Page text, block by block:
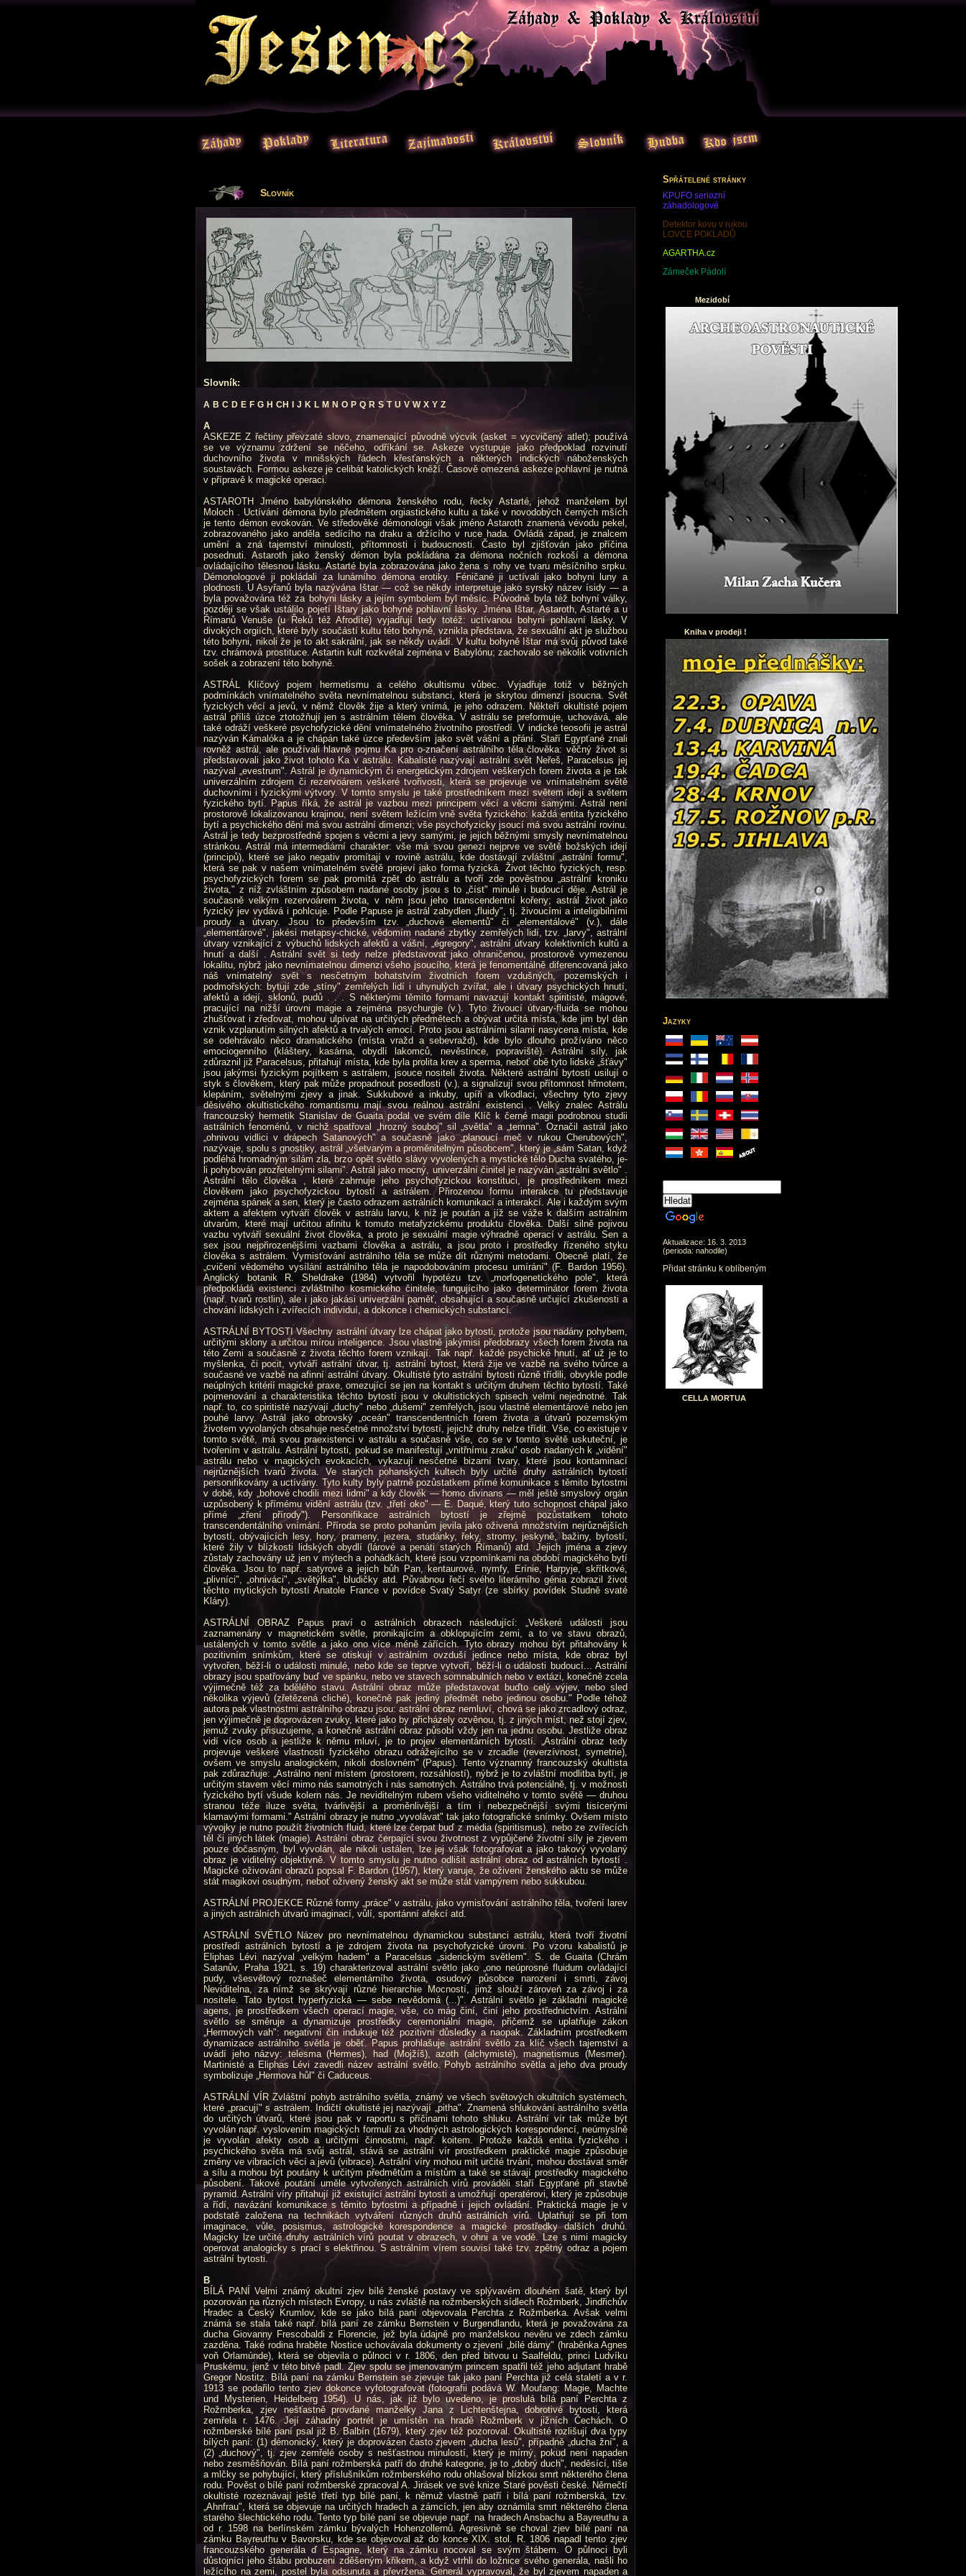
Spřátelené stránky
KPUFO seriozní
záhadologové
Detektor kovu v rukou
LOVCE POKLADŮ
AGARTHA.cz
Zámeček Pádolí
Mezidobí
Kniha v prodeji !
Jazyky
Aktualizace: 16. 3. 2013
(perioda: nahodile)
Přidat stránku k oblíbeným
CELLA MORTUA
Slovník
Slovník:
A B C D E F G H CH J K L M N O P Q R S T U V W X Y Z
A
ASKEZE Z řečtiny převzaté slovo, znamenající původně výcvik (asket = vycvičený atlet); používá
se ve významu zdržení se něčeho, odříkání se. Askeze vystupuje jako předpoklad rozvinutí
duchovního života v mnišských řádech křesťanských a některých indických náboženských
soustavách. Formou askeze je celibát katolických kněží. Časově omezená askeze pohlavní je nutná
v přípravě k magické operaci.
ASTAROTH Jméno babylónského démona ženského rodu, řecky Astarté, jehož manželem byl
Moloch . Uctívání démona bylo předmětem orgiastického kultu a také v novodobých černých mších
je tento démon evokován. Ve středověké démonologii však jméno Astaroth znamená vévodu pekel,
zobrazovaného jako anděla sedícího na draku a držícího v ruce hada. Ovládá západ, je znalcem
umění a zná tajemství minulosti, přítomnosti i budoucnosti. Často byl zjišťován jako příčina
posednuti. Astaroth jako ženský démon byla pokládána za démona nočních rozkoší a démona
ovládajícího tělesnou lásku. Astarté byla zobrazována jako žena s rohy ve tvaru měsíčního srpku.
Démonologové ji pokládali za lunárního démona erotiky. Féničané ji uctívali jako bohyni luny a
plodnosti. U Asyřanů byla nazývána Ištar — což se někdy interpretuje jako syrský název ísidy — a
byla považována též za bohyni lásky a jejím symbolem byl měsíc. Původně byla též bohyní války,
později se však ustálilo pojetí Ištary jako bohyně pohlavní lásky. Jména Ištar, Astaroth, Astarté a u
Římanů Venuše (u Řeků též Afrodíté) vyjadřují tedy totéž: uctívanou bohyni pohlavní lásky. V
divokých orgiích, které byly součástí kultu této bohyně, vznikla představa, že sexuální akt je službou
této bohyni, nikoli že je to akt sakrální, jak se někdy uvádí. V kultu bohyně Ištar má svůj původ také
tzv. chrámová prostituce. Astartin kult rozkvétal zejména v Babylónu; zachovalo se několik votivních
sošek a zobrazení této bohyně.
ASTRÁL Klíčový pojem hermetismu a celého okultismu vůbec. Vyjadřuje totiž v běžných
podmínkách vnímatelného světa nevnímatelnou substanci, která je skrytou dimenzí jsoucna. Svět
fyzických věcí a jevů, v němž člověk žije a který vnímá, je jeho odrazem. Někteří okultisté pojem
astrál příliš úzce ztotožňují jen s astrálním tělem člověka. V astrálu se preformuje, uchovává, ale
také odráží veškeré psychofyzické dění vnímatelného životního prostředí. V indické teosofii je astrál
nazýván Kámalóka a je chápán také úzce především jako svět vášní a přání. Staří Egypťané znali
rovněž astrál, ale používali hlavně pojmu Ka pro o-značení astrálního těla člověka: věčný život si
představovali jako život tohoto Ka v astrálu. Kabalisté nazývají astrální svět Neřeš, Paracelsus jej
nazýval „evestrum". Astrál je dynamickým či energetickým zdrojem veškerých forem života a je tak
univerzálním zdrojem či rezervoárem veškeré tvořivosti, která se projevuje ve vnímatelném světě
duchovními i fyzickými výtvory. V tomto smyslu je také prostředníkem mezi světem idejí a světem
fyzického bytí. Papus říká, že astrál je vazbou mezi principem věcí a věcmi samými. Astrál není
prostorově lokalizovanou krajinou, není světem ležícím vně světa fyzického: každá entita fyzického
bytí a psychického dění má svou astrální dimenzi; vše psychofyzicky jsoucí má svou astrální rovinu.
Astrál je tedy bezprostředně spojen s věcmi a jevy samými, je jejich běžnými smysly nevnímatelnou
stránkou. Astrál má intermediární charakter: vše má svou genezi nejprve ve světě božských idejí
(principů), kte­ré se jako negativ promítají v rovině astrálu, kde dostávají zvláštní „astrální formu",
která se pak v našem vnímatelném světě projeví jako forma fyzická. Život těchto fyzických, resp.
psychofyzických forem se pak promítá zpět do astrálu a tvoří zde pověstnou „astrální kroniku
života," z níž zvláštním způsobem nadané osoby jsou s to „číst" minulé i budoucí děje. Astrál je
současně velkým rezervoárem života, v něm jsou jeho transcendentní kořeny; astrál život jako
fyzický jev vydává i pohlcuje. Podle Papuse je astrál zabydlen „fluidy", tj. živoucími a inteligibilními
proudy a útvary. Jsou to především tzv. „duchové elementů" či „elementálové" (v.), dále
„elementárové", jakési metapsy-chické, vědomím nadané zbytky zemřelých lidí, tzv. „larvy", astrální
útvary vznikající z výbuchů lidských afektů a vášní, „égregory", astrální útvary kolektivních kultů a
hnutí a další . Astrální svět si tedy nelze představovat jako ohraničenou, prostorově vymezenou
lokalitu, nýbrž jako nevnímatelnou dimenzi všeho jsoucího, která je fenomentálně diferencovaná jako
náš vnímatelný svět s nesčetným bohatstvím životních forem vzdušných, pozemských i
podmořských: bytují zde „stíny" zemřelých lidí i uhynulých zvířat, ale i útvary psychických hnutí,
afektů a idejí, sklonů, pudů . . . S některými těmito formami navazují kontakt spiritisté, mágové,
pracující na nižší úrovni magie a zejména psychurgie (v.). Tyto živoucí útvary-fluida se mohou
zhušťovat i zřeďovat, mohou ulpívat na určitých předmětech a obývat určitá místa, kde jim byl dán
vznik vzplanutím silných afektů a trvalých emocí. Proto jsou astrálními silami nasycena místa, kde
se odehrávalo něco dramatického (místa vražd a sebevražd), kde bylo dlouho prožíváno něco
emociogenního (kláštery, kasárna, obydlí lakomců, nevěstince, popraviště). Astrální síly, jak
zdůraznil již Paracelsus, přitahují místa, kde byla prolita krev a sperma, neboť obě tyto lidské „šťávy"
jsou jakýmsi fyzickým pojítkem s astrálem, jsouce nositeli života. Některé astrální bytosti usilují o
styk s člověkem, který pak může propadnout posedlosti (v.), a signalizují svou přítomnost hřmotem,
klepáním, světelnými zjevy a jinak. Sukkubové a inkuby, upíři a vlkodlaci, všechny tyto zjevy
děsivého okultistického romantismu mají svou reálnou astrální existenci . Velký znalec Astrálu
francouzský hermetik Stanislav de Guaita podal ve svém díle Klíč k černé magii podrobnou studii
astrálních fenoménů, v nichž spatřoval „hrozný souboj" sil „světla" a „temna". Označil astrál jako
„ohnivou vidlici v drápech Satanových" a současně jako „planoucí meč v rukou Cherubových",
nazývaje, spolu s gnostiky, astrál „všetvarým a proměnitelným působcem", který je „sám Satan, když
podléhá hromadným silám zla, brzo opět světlo slávy vyvolených a mystické tělo Ducha svatého, je-
li pohybován prozřetelnými silami". Astrál jako mocný, univerzální činitel je nazýván „astrální světlo" .
Astrální tělo člověka , které zahrnuje jeho psychofyzickou konstituci, je prostřed­níkem mezi
člověkem jako psychofyzickou bytostí a astrálem. Přirozenou formu interakce tu představuje
zejména spánek a sen, který je často odrazem astrálních komunikací a interakcí. Ale i každým svým
aktem a afektem vytváří člověk v astrálu larvu, k níž je poután a jíž se váže k dalším astrálním
útvarům, které mají určitou afinitu k tomuto metafyzickému produktu člověka. Další silně pojivou
vazbu vytváří sexuální život člověka, a proto je sexuální magie výhradně operací v astrálu. Sen a
sex jsou nejpřirozenějšími vazbami člověka a astrálu, a jsou proto i prostředky řízeného styku
člověka s astrálem. Vymisťování astrálního těla se může dít různými metodami. Obecně platí, že
„cvičení vědomého vysílání astrálního těla je napodobováním procesu umírání" (F. Bardon 1956).
Anglický botanik R. Sheldrake (1984) vytvořil hypotézu tzv. „morfogenetického pole", která
předpokládá existenci zvláštního kosmického činitele, fungujícího jako determinátor forem života
(např. tvarů rostlin), ale i jako jakási univerzální paměť, obsahující a současně určující zkušenosti a
chování lidských i zvířecích individuí, a dokonce i chemických substancí.
ASTRÁLNÍ BYTOSTI Všechny astrální útvary lze chápat jako bytosti, protože jsou nadány pohybem,
určitými sklony a určitou mírou inteligence. Jsou vlastně jakýmisi předobrazy všech forem života na
této Zemi a současně z života těchto forem vznikají. Tak např. každé psychické hnutí, ať už je to
myšlenka, či pocit, vytváří astrální útvar, tj. astrální bytost, která ži­je ve vazbě na svého tvůrce a
současné ve vazbě na afinní astrální útvary. Okultisté tyto astrální bytosti různě třídili, obvykle podle
neúplných kritérií magické praxe, omezující se jen na kontakt s určitým dru­hem těchto bytostí. Také
pojmenování a charakteristika těchto bytostí jsou v okultistických spisech velmi nejednotné. Tak
např. to, co spiritisté nazývají „duchy" nebo „dušemi" zemřelých, jsou vlastně elementárové nebo jen
pouhé larvy. Astrál jako obrovský „oceán" transcendentních forem života a útvarů pozemským
životem vyvolaných obsahuje nesčetné množství bytostí, jejichž druhy nelze třídit. Vše, co existuje v
tomto světě, má svou praexistenci v astrálu a současně vše, co se v tomto světě uskuteční, je
tvořením v astrálu. Astrální bytosti, pokud se manifestují „vnitřnímu zraku" osob nadaných k „vidění"
astrálu nebo v magických evokacích, vykazují nesčetné bizarní tvary, které jsou kontaminací
nejrůznějších tvarů života. Ve starých pohanských kultech byly určité druhy astrálních bytostí
personifikovány a uctívány. Tyto kulty byly patrně pozůstatkem přímé komunikace s těmito bytostmi
v době, kdy „bohové chodili mezi lidmi" a kdy člověk — homo divinans — měl ještě smyslový orgán
uzpůsobený k přímému vidění astrálu (tzv. „třetí oko" — E. Daqué, který tuto schopnost chápal jako
přímé „zření přírody"). Personifikace astrálních bytostí je zřejmě pozůstatkem tohoto
transcendentálního vnímání. Příroda se proto pohanům jevila jako oživená množstvím nejrůznějších
bytostí, obývajících lesy, hory, prameny, jezera, studánky, řeky, stromy, jeskyně, bažiny, bytostí,
které žily v blízkosti lidských obydlí (lárové a penáti starých Římanů) atd. Jejich jména a zjevy
zůstaly zachovány už jen v mýtech a pohádkách, které jsou vzpomínkami na období magického bytí
člověka. Jsou to např. satyrové a jejich bůh Pan, kentaurové, nymfy, Erínie, Harpyje, skřítkové,
„plivníci", „ohniváci", „světýlka", bludičky atd. Půvabnou řečí svého literárního génia zobrazil život
těchto mytických bytostí Anatole France v povídce Svatý Satyr (ze sbírky povídek Studně svaté
Kláry).
ASTRÁLNÍ OBRAZ Papus praví o astrálních obrazech následující: „Veškeré události jsou
zaznamenány v magnetickém světle, pronikajícím a obklopujícím zemi, a to ve stavu obrazů,
ustálených v tomto světle a jako ono více méně zářících. Tyto obrazy mohou být přitahovány k
pozitivním snímkům, které se otiskují v astrálním ovzduší jedince nebo místa, kde obraz byl
vytvořen, běží-li o události minulé, nebo kde se teprve vytvoří, běží-li o události budoucí... Astrální
obrazy jsou spatřovány buď ve spánku, nebo ve stavech somnabulních nebo v extázi, konečně zcela
výjimečně též za bdělého stavu. Astrální obraz může představovat buďto celý výjev, nebo sled
několika výjevů (zřetězená cliché), konečně pak jediný předmět nebo jedinou osobu." Podle téhož
autora pak vlastnostmi astrálního obrazu jsou: astrální obraz nemluví, chová se jako zrcadlový odraz,
jen výjimečně je doprovázen zvuky, které jako by přicházely ozvěnou, tj. z jiných míst, než stojí zjev,
jemuž zvuky přisuzujeme, a konečně astrální obraz působí vždy jen na jednu osobu. Jestliže obraz
vidí více osob a jestliže k němu mluví, je to pro­jev elementárních bytostí. „Astrální obraz tedy
projevuje veškeré vlastnosti fyzického obrazu odrážejícího se v zrcadle (reverzívnost, symetrie),
ovšem ve smyslu analogickém, nikoli doslovném" (Papus). Tento významný francouzský okultista
pak zdůrazňuje: „Astrálno není místem (prostorem, rozsáhlostí), nýbrž je to zvláštní modlitba bytí, je
určitým stavem věcí mimo nás samotných i nás samotných. Astrálno trvá potenciálně, tj. v možnosti
fyzického bytí všude kolern nás. Je neviditelným rubem všeho viditelného v tomto světě — druhou
stranou téže iluze světa, tvárlivější a proměnlivější a tím i nebezpečnější svými tisícerými
klamavými formami." Astrální obrazy je nutno „vyvolávat" tak jako fotografické snímky. Ovšem místo
vývojky je nutno použít životních fluid, které lze čerpat buď z média (spiritismus), nebo ze zvířecích
těl či jiných látek (magie). Astrální obraz čerpající svou životnost z vypůjčené životní síly je zjevem
pouze dočasným, byl vyvolán, ale nikoli ustálen, lze jej však fotografovat a jako takový vyvolaný
obraz je viditelný objektivně. V tomto smyslu je nutno odlišit astrální obraz od astrálních bytostí .
Magické oživování obrazů popsal F. Bardon (1957), který varuje, že oživení ženského aktu se může
stát magikovi osudným, neboť oživený ženský akt se může stát vampýrem nebo sukkubou.
ASTRÁLNÍ PROJEKCE Různé formy „práce" v astrálu, jako vymisťování astrálního těla, tvoření larev
a jiných astrálních útvarů imaginací, vůlí, spontánní afekcí atd.
ASTRÁLNÍ SVĚTLO Název pro nevnímatelnou dynamickou substanci astrálu, která tvoří životní
prostředí astrálních bytostí a je zdrojem života na psychofyzické úrovni. Po vzoru kabalistů je
Eliphas Lévi nazýval „velkým hadem" a Paracelsus „siderickým světlem". S. de Guaita (Chrám
Satanův, Praha 1921, s. 19) charakterizoval astrální světlo jako „ono neúprosné fluidum ovládající
pudy, všesvětový roznašeč elementárního života, osudový působce narození i smrti, závoj
Neviditelna, za nímž se skrývají různé hierarchie Mocností, jimž slouží zároveň za závoj i za
nositele. Tato bytost hyperfyzická — sebe nevědomá (...)". Astrální světlo je základní magické
agens, je prostředkem všech operací magie, vše, co mág činí, činí jeho prostřednictvím. Astrální
světlo se směruje a dynamizuje prostředky ceremoniální magie, přičemž se uplatňuje zákon
„Hermových vah": negativní čin indukuje též pozitivní důsledky a naopak. Základním prostředkem
dynamizace astrálního světla je oběť. Papus prohlašuje astrální světlo za klíč všech tajemství a
uvádí jeho názvy: telesma (Hermes), had (Mojžíš), azoth (alchymisté), magnetismus (Mesmer).
Martinisté a Eliphas Lévi zavedli název astrální světlo. Pohyb astrálního světla a jeho dva proudy
symbolizuje „Hermova hůl" či Caduceus.
ASTRÁLNÍ VÍR Zvláštní pohyb astrálního světla, známý ve všech světových okultních systémech,
které „pracují" s astrálem. Indičtí okultisté jej nazývají „pitha". Znamená shlukování astrálního světla
do určitých útvarů, které jsou pak v raportu s příčinami tohoto shluku. Astrální vír tak může být
vyvolán např. vyslovením magických formulí za vhodných astrologických korespondencí, neúmyslně
je vyvolán afekty osob a určitými činnostmi, např. koitem. Protože každá entita fyzického i
psychického světa má svůj astrál, stává se astrální vír prostředkem praktické magie způsobuje
změny ve vibracích věcí a jevů (vibrace). Astrální víry mohou mít určité trvání, mohou dostávat směr
a sílu a mohou být poutány k určitým předmětům a místům a také se stávají prostředky magického
působení. Takové poutání uměle vytvořených astrálních vírů prováděli staří Egypťané při stavbě
pyramid. Astrální víry přitahují již existující astrální bytosti a umožňují operatérovi, který je způsobuje
a řídí, navázání komunikace s těmito bytostmi a případně i jejich ovládání. Praktická magie je v
podstatě založena na technikách vytváření různých druhů astrálních vírů. Uplatňují se při tom
imaginace, vůle, posismus, astrologické korespondence a magické prostředky dalších druhů.
Magicky lze určité druhy astrálních vírů poutat v obrazech, v ohni a ve vodě. Lze s nimi magicky
operovat analogicky s prací s elektřinou. S astrálním vírem souvisí také tzv. zpětný odraz a pojem
astrální bytosti.
B
BÍLÁ PANÍ Velmi známý okultní zjev bílé ženské postavy ve splývavém dlouhém šatě, který byl
pozorován na různých místech Evropy, u nás zvláště na rožmberských sídlech Rožmberk, Jindřichův
Hradec a Český Krumlov, kde se jako bílá paní objevovala Perchta z Rožmberka. Avšak velmi
známá se stala také např. bílá paní ze zámku Bernstein v Burgendlandu, která je považována za
ducha Giovanny Frescobaldi z Florencie, jež byla údajně pro manželskou nevěru ve zdech zámku
zazděna. Také rodina hraběte Nostice uchovávala dokumenty o zjevení „bílé dámy" (hraběnka Agnes
voň Orlamúnde), která se objevila o půlnoci v r. 1806, den před bitvou u Saalfeldu, princi Ludvíku
Pruskému, jenž v této bitvě padl. Zjev spolu se jmenovaným princem spatřil též jeho adjutant hrabě
Gregor Nostitz. Bílá paní na zámku Bernstein se zjevuje tak jako paní Perchta již celá staletí a v r.
1913 se podařilo tento zjev dokonce vyfotografovat (fotografii podává W. Moufang: Magie, Machte
und Mysterien, Heidelberg 1954). U nás, jak již bylo uvedeno, je proslulá bí­lá paní Perchta z
Rožmberka, zjev nešťastně provdané manželky Jana z Lichtenštejna, dobrotivé bytosti, která
zemřela r. 1476. Její záhadný portrét je umístěn na hradě Rožmberk v jižních Čechách. O
rožmberské bí­lé paní psal již B. Balbín (1679), který zjev též pozoroval. Okultisté rozlišují dva typy
bílých paní: (1) démonický, který je doprovázen často zjevem „ducha lesů", případně „ducha žní", a
(2) „duchový", tj. zjev zemřelé osoby s nešťastnou minulostí, který je mírný, pokud není napaden
nebo zesměšňován. Bílá paní rožmberská patří do druhé kategorie, je to „dobrý duch", neděsící, tiše
a mlčky se pohybující, který příslušníkům rožmberského rodu ohlašoval blízkou smrt některého člena
rodu. Pověst o bílé paní rožmberské zpracoval A. Jirásek ve své knize Staré pověsti české. Němečtí
okultisté rozeznávají ještě třetí typ bílé paní, k němuž vlastně patří i bílá paní rožmberská, tzv.
„Ahnfrau", která se objevuje na určitých hradech a zámcích, jen aby oznámila smrt některého člena
starého šlechtického rodu. Tento typ bílé paní se objevuje např. na hradech Ansbachu a Bayreuthu a
od r. 1598 na berlínském zámku bývalých Hohenzollernů. Agresivně se choval zjev bílé paní na
zámku Bayreuthu v Bavorsku, kde se objevoval až do konce XIX. stol. R. 1806 napadl tento zjev
francouzského generála ď Espagne, který na zámku nocoval se svým štábem. O půlnoci byli
důstojníci jeho štábu probuzeni zděšeným křikem, a když vtrhli do ložnice svého generála, našli ho
ležícího na zemi, postel byla odsunuta a převržena. Generál vypravoval, že byl zjevem napaden a